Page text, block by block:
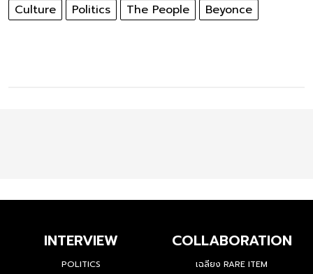
Culture Politics The People Beyonce
INTERVIEW
POLITICS
COLLABORATION
เฉลียง RARE ITEM